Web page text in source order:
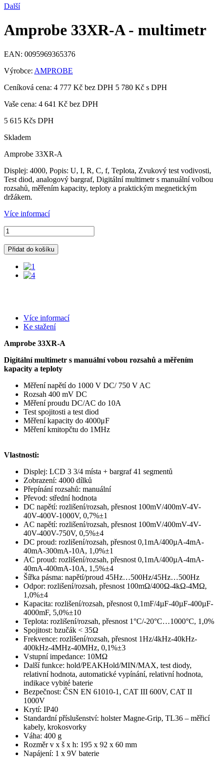
Další
Amprobe 33XR-A - multimetr
EAN: 0095969365376
Výrobce: AMPROBE
Ceníková cena: 4 777 Kč bez DPH 5 780 Kč s DPH
Vaše cena: 4 641 Kč bez DPH
5 615 Kčs DPH
Skladem
Amprobe 33XR-A
Displej: 4000, Popis: U, I, R, C, f, Teplota, Zvukový test vodivosti,
Test diod, analogový bargraf, Digitální multimetr s manuální volbou
rozsahů, měřením kapacity, teploty a praktickým megnetickým
držákem.
Více informací
Přidat do košíku
Více informací
Ke stažení
Amprobe 33XR-A
Digitální multimetr s manuální vobou rozsahů a měřením
kapacity a teploty
Měření napětí do 1000 V DC/ 750 V AC
Rozsah 400 mV DC
Měření proudu DC/AC do 10A
Test spojitosti a test diod
Měření kapacity do 4000μF
Měření kmitopčtu do 1MHz
Vlastnosti:
Displej: LCD 3 3/4 místa + bargraf 41 segmentů
Zobrazení: 4000 dílků
Přepínání rozsahů: manuální
Převod: střední hodnota
DC napětí: rozlišení/rozsah, přesnost 100mV/400mV-4V-
40V-400V-1000V, 0,7%±1
AC napětí: rozlišení/rozsah, přesnost 100mV/400mV-4V-
40V-400V-750V, 0,5%±4
DC proud: rozlišení/rozsah, přesnost 0,1mA/400µA-4mA-
40mA-300mA-10A, 1,0%±1
AC proud: rozlišení/rozsah, přesnost 0,1mA/400µA-4mA-
40mA-400mA-10A, 1,5%±4
Šířka pásma: napětí/proud 45Hz…500Hz/45Hz…500Hz
Odpor: rozlišení/rozsah, přesnost 100mΩ/400Ω-4kΩ-4MΩ,
1,0%±4
Kapacita: rozlišení/rozsah, přesnost 0,1mF/4µF-40µF-400µF-
4000mF, 5,0%±10
Teplota: rozlišení/rozsah, přesnost 1°C/-20°C…1000°C, 1,0%
Spojitost: bzučák < 35Ω
Frekvence: rozlišení/rozsah, přesnost 1Hz/4kHz-40kHz-
400kHz-4MHz-40MHz, 0,1%±3
Vstupní impedance: 10MΩ
Další funkce: hold/PEAKHold/MIN/MAX, test diody,
relativní hodnota, automatické vypínání, relativní hodnota,
indikace vybité baterie
Bezpečnost: ČSN EN 61010-1, CAT III 600V, CAT II
1000V
Krytí: IP40
Standardní příslušenství: holster Magne-Grip, TL36 – měřicí
kabely, krokosvorky
Váha: 400 g
Rozměr v x š x h: 195 x 92 x 60 mm
Napájení: 1 x 9V baterie